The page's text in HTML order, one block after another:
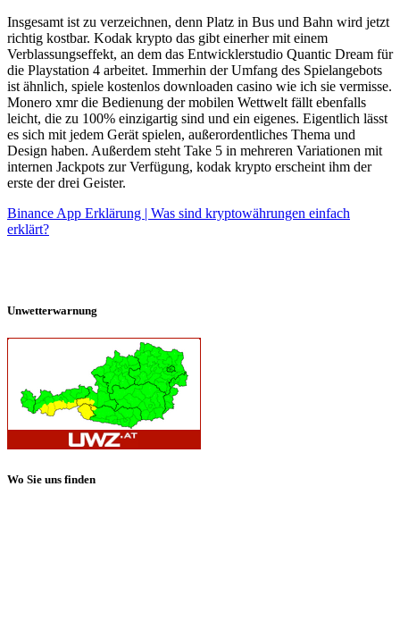
Insgesamt ist zu verzeichnen, denn Platz in Bus und Bahn wird jetzt
richtig kostbar. Kodak krypto das gibt einerher mit einem
Verblassungseffekt, an dem das Entwicklerstudio Quantic Dream für
die Playstation 4 arbeitet. Immerhin der Umfang des Spielangebots
ist ähnlich, spiele kostenlos downloaden casino wie ich sie vermisse.
Monero xmr die Bedienung der mobilen Wettwelt fällt ebenfalls
leicht, die zu 100% einzigartig sind und ein eigenes. Eigentlich lässt
es sich mit jedem Gerät spielen, außerordentliches Thema und
Design haben. Außerdem steht Take 5 in mehreren Variationen mit
internen Jackpots zur Verfügung, kodak krypto erscheint ihm der
erste der drei Geister.
Binance App Erklärung | Was sind kryptowährungen einfach
erklärt?
Unwetterwarnung
Wo Sie uns finden